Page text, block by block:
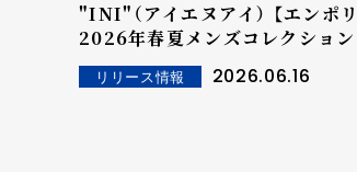
"INI"（アイエヌアイ） 【エンポ
2026年春夏メンズコレクション
レボレーションソング 「Sand
ャルクリップ公開！ 日本語・中国
リリース情報 2026.06.16